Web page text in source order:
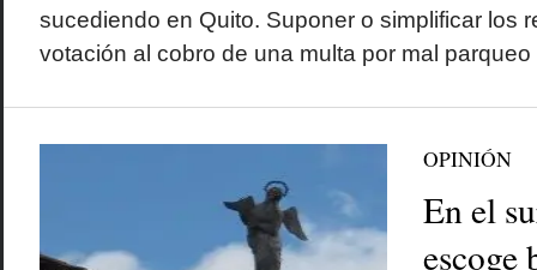
sucediendo en Quito. Suponer o simplificar los
votación al cobro de una multa por mal parqueo
OPINIÓN
En el
escoge